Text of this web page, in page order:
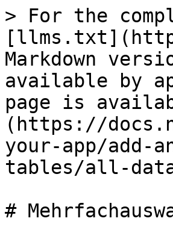
> For the
Markdown
available by
page is
(https://
your-app/
tables/all-
#